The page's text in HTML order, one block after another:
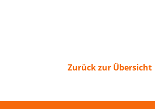
Zurück zur Übersicht